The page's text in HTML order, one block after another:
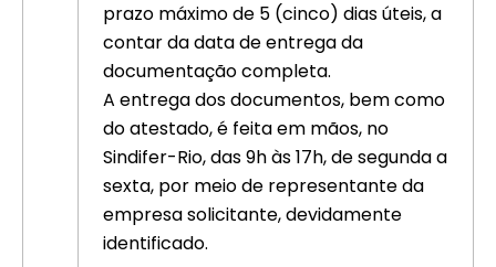
prazo máximo de 5 (cinco) dias úteis, a
contar da data de entrega da
documentação completa.
A entrega dos documentos, bem como
do atestado, é feita em mãos, no
Sindifer-Rio, das 9h às 17h, de segunda a
sexta, por meio de representante da
empresa solicitante, devidamente
identificado.